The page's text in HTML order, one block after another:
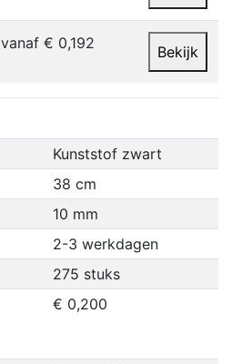
vanaf € 0,192 Bekijk
Kunststof zwart
38 cm
10 mm
2-3 werkdagen
275 stuks
€ 0,200